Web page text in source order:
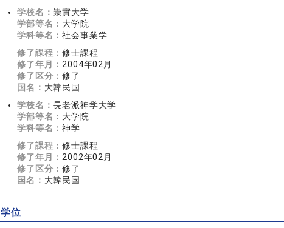
学校名：崇實大学
学部等名： 大学院
学科等名：社会事業学
修了課程：修士課程
修了年月： 2004年02月
修了区分：修了
国名： 大韓民国
学校名：長老派神学大学
学部等名： 大学院
学科等名：神学
修了課程：修士課程
修了年月： 2002年02月
修了区分：修了
国名： 大韓民国
学位